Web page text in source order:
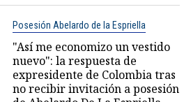
Posesión Abelardo de la Espriella
"Así me economizo un vestido
nuevo": la respuesta de
expresidente de Colombia tras
no recibir invitación a posesión